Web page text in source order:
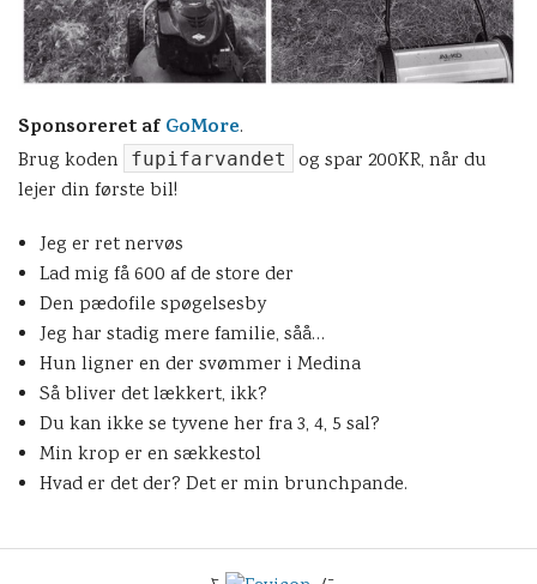
Sponsoreret afGoMore.
Brug koden
fupifarvandet
og spar 200KR, når du
lejer din første bil!
Jeg er ret nervøs
Lad mig få 600 af de store der
Den pædofile spøgelsesby
Jeg har stadig mere familie, såå…
Hun ligner en der svømmer i Medina
Så bliver det lækkert, ikk?
Du kan ikke se tyvene her fra 3, 4, 5 sal?
Min krop er en sækkestol
Hvad er det der? Det er min brunchpande.